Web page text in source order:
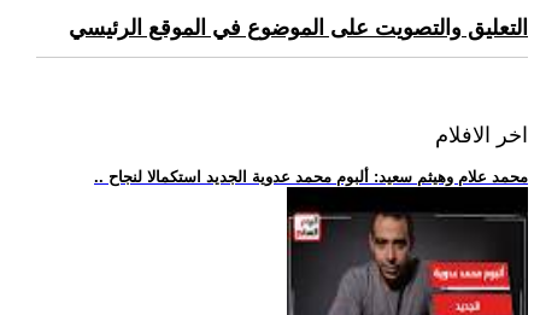
التعليق والتصويت على الموضوع في الموقع الرئيسي
اخر الافلام
.. محمد علام وهيثم سعيد: ألبوم محمد عدوية الجديد استكمالا لنجاح